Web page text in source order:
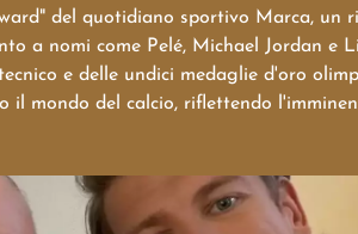
del quotidiano sportivo Marca, un
a nomi come Pelé, Michael Jordan e
e delle undici medaglie d'oro
il mondo del calcio, riflettendo